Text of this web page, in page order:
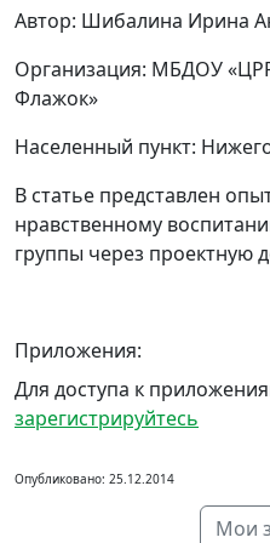
Автор: Шибалина Ирина
Организация: МБДОУ
Флажок»
Населенный пункт:
В статье представлен
нравственному
группы через проектную
Приложения:
Для доступа к
зарегистрируйтесь
Опубликовано: 25.12.2014
Мои